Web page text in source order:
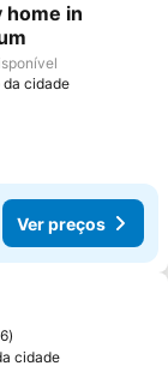
favoritos
home in
da cidade
Ver preços
favoritos
cidade